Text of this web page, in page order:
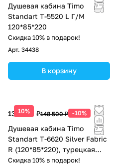
Душевая кабина Timo
Standart Т-5520 L Г/М
120*85*220
Скидка 10% в подарок!
Арт. 34438
В корзину
10%
133 650 ₽148 500 ₽ -10%
Душевая кабина Timo
Standart T-6620 Silver Fabric
R (120*85*220), турецкая
баня хамам
Скидка 10% в подарок!